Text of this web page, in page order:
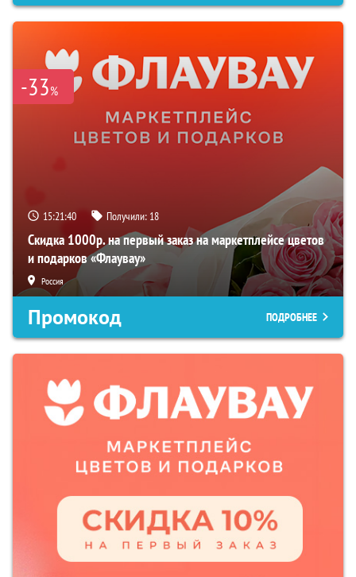
-33%
15:21:39 Получили: 18
Скидка 1000р. на первый заказ на маркетплейсе цветов
и подарков «Флаувау»
Россия
Промокод ПОДРОБНЕЕ